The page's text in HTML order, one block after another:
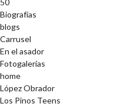
50
Biografías
blogs
Carrusel
En el asador
Fotogalerías
home
López Obrador
Los Pinos Teens